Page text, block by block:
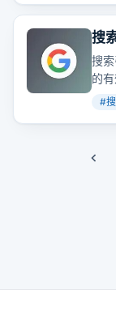
和
独
搜
谷
搜
的
容
#